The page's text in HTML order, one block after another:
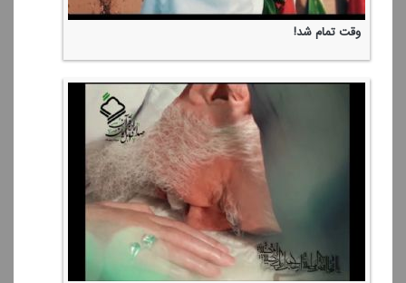
وقت تمام شد!